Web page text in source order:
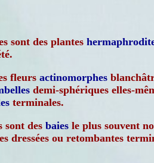
sont des plantes
fleurs actinomorphes
demi-sphériques elles-
terminales.
des baies le plus souvent
dressées ou retombantes